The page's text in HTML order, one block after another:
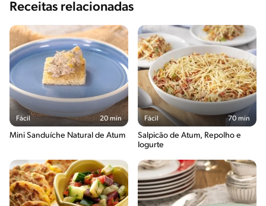
Receitas relacionadas
Fácil 20 min
Mini Sanduíche Natural de Atum
Fácil 70 min
Salpicão de Atum, Repolho e
Iogurte